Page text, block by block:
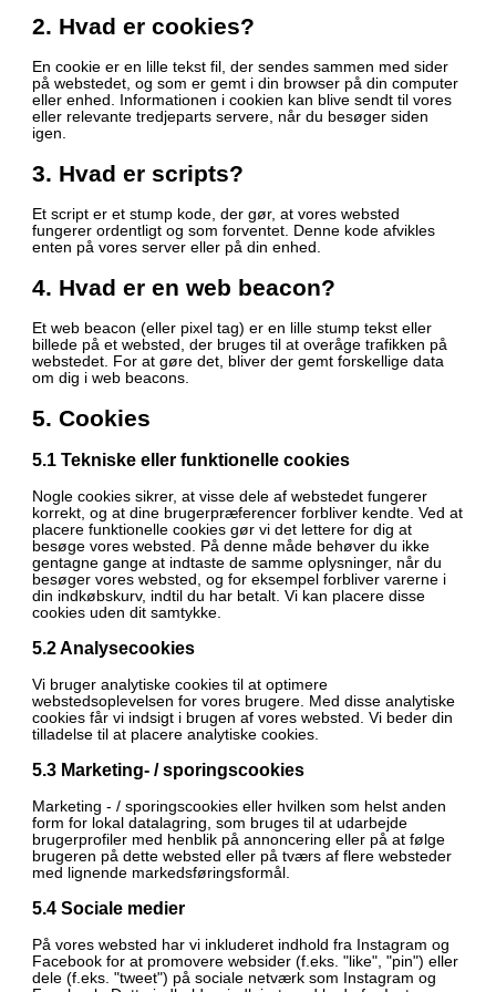
2. Hvad er cookies?
En cookie er en lille tekst fil, der sendes sammen med sider
på webstedet, og som er gemt i din browser på din computer
eller enhed. Informationen i cookien kan blive sendt til vores
eller relevante tredjeparts servere, når du besøger siden
igen.
3. Hvad er scripts?
Et script er et stump kode, der gør, at vores websted
fungerer ordentligt og som forventet. Denne kode afvikles
enten på vores server eller på din enhed.
4. Hvad er en web beacon?
Et web beacon (eller pixel tag) er en lille stump tekst eller
billede på et websted, der bruges til at overåge trafikken på
webstedet. For at gøre det, bliver der gemt forskellige data
om dig i web beacons.
5. Cookies
5.1 Tekniske eller funktionelle cookies
Nogle cookies sikrer, at visse dele af webstedet fungerer
korrekt, og at dine brugerpræferencer forbliver kendte. Ved at
placere funktionelle cookies gør vi det lettere for dig at
besøge vores websted. På denne måde behøver du ikke
gentagne gange at indtaste de samme oplysninger, når du
besøger vores websted, og for eksempel forbliver varerne i
din indkøbskurv, indtil du har betalt. Vi kan placere disse
cookies uden dit samtykke.
5.2 Analysecookies
Vi bruger analytiske cookies til at optimere
webstedsoplevelsen for vores brugere. Med disse analytiske
cookies får vi indsigt i brugen af ​​vores websted. Vi beder din
tilladelse til at placere analytiske cookies.
5.3 Marketing- / sporingscookies
Marketing - / sporingscookies eller hvilken som helst anden
form for lokal datalagring, som bruges til at udarbejde
brugerprofiler med henblik på annoncering eller på at følge
brugeren på dette websted eller på tværs af flere websteder
med lignende markedsføringsformål.
5.4 Sociale medier
På vores websted har vi inkluderet indhold fra Instagram og
Facebook for at promovere websider (f.eks. "like", "pin") eller
dele (f.eks. "tweet") på sociale netværk som Instagram og